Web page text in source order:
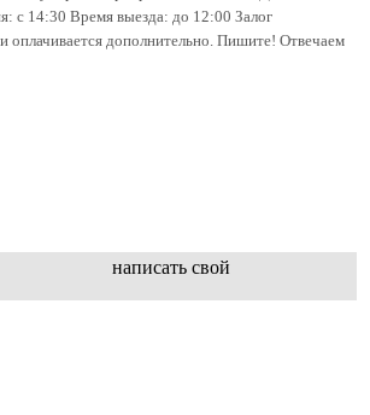
с 14:30 Время выезда: до 12:00 Залог
оплачивается дополнительно. Пишите! Отвечаем
написать свой